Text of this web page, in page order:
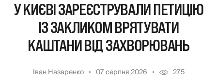
У КИЄВІ ЗАРЕЄСТРУВАЛИ ПЕТИЦІЮ
ІЗ ЗАКЛИКОМ ВРЯТУВАТИ
КАШТАНИ ВІД ЗАХВОРЮВАНЬ
Іван Назаренко 07 серпня 2026 275